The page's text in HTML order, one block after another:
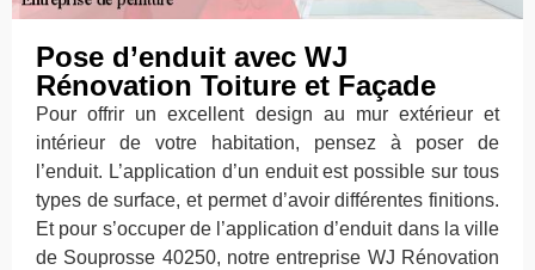
Pose d’enduit avec WJ
Rénovation Toiture et Façade
Pour offrir un excellent design au mur extérieur et
intérieur de votre habitation, pensez à poser de
l’enduit. L’application d’un enduit est possible sur tous
types de surface, et permet d’avoir différentes finitions.
Et pour s’occuper de l’application d’enduit dans la ville
de Souprosse 40250, notre entreprise WJ Rénovation